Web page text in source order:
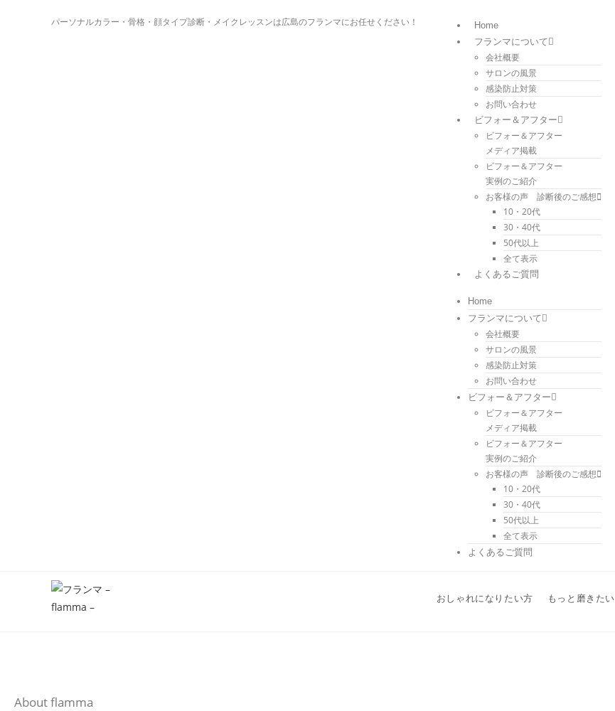
パーソナルカラー・骨格・顔タイプ診断・メイクレッスンは広島のフランマにお任せください！
Home
フランマについて
会社概要
サロンの風景
感染防止対策
お問い合わせ
ビフォー＆アフター
ビフォー＆アフター
メディア掲載
ビフォー＆アフター
実例のご紹介
お客様の声 診断後のご感想
10・20代
30・40代
50代以上
全て表示
よくあるご質問
Home
フランマについて
会社概要
サロンの風景
感染防止対策
お問い合わせ
ビフォー＆アフター
ビフォー＆アフター
メディア掲載
ビフォー＆アフター
実例のご紹介
お客様の声 診断後のご感想
10・20代
30・40代
50代以上
全て表示
よくあるご質問
おしゃれになりたい方 もっと磨きたい
About flamma